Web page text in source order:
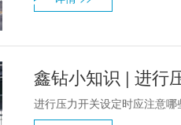
进行压力开关设定时应注意哪